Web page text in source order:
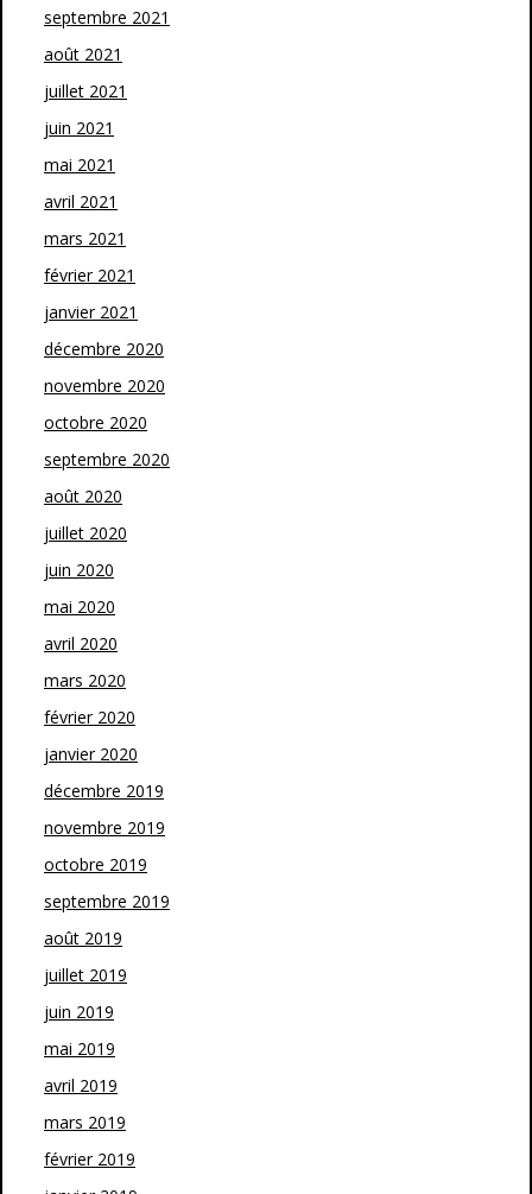
septembre 2021
août 2021
juillet 2021
juin 2021
mai 2021
avril 2021
mars 2021
février 2021
janvier 2021
décembre 2020
novembre 2020
octobre 2020
septembre 2020
août 2020
juillet 2020
juin 2020
mai 2020
avril 2020
mars 2020
février 2020
janvier 2020
décembre 2019
novembre 2019
octobre 2019
septembre 2019
août 2019
juillet 2019
juin 2019
mai 2019
avril 2019
mars 2019
février 2019